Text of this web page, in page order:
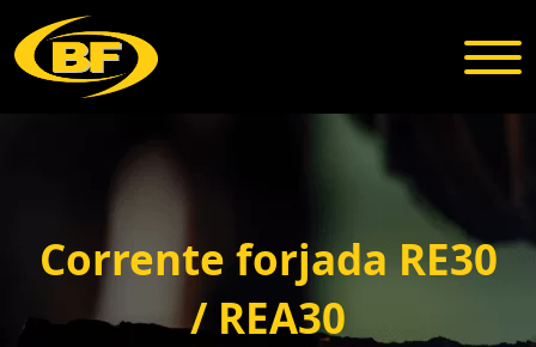
Corrente forjada RE30
/ REA30